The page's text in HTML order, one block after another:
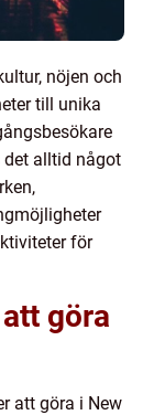
nöjen och
till unika
det alltid något
för
göra
att göra i New